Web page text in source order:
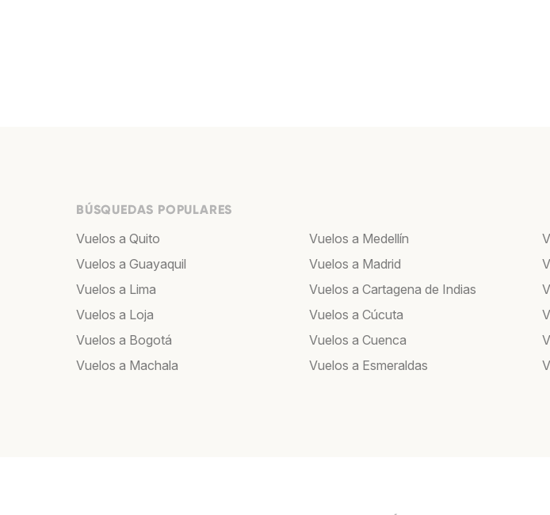
BÚSQUEDAS POPULARES
Vuelos a Quito
Vuelos a Guayaquil
Vuelos a Lima
Vuelos a Loja
Vuelos a Bogotá
Vuelos a Machala
Vuelos a Medellín
Vuelos a Madrid
Vuelos a Cartagena de Indias
Vuelos a Cúcuta
Vuelos a Cuenca
Vuelos a Esmeraldas